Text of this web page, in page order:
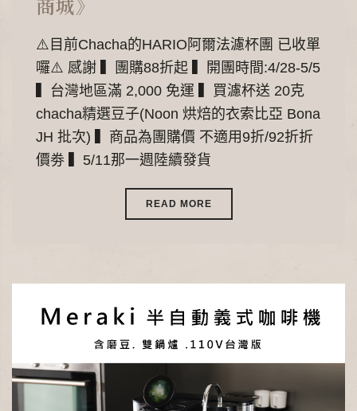
⚠️目前Chacha的HARIO阿爾法濾杯團 已收單
囉⚠️ 感謝 ▍團購88折起 ▍開團時間:4/28-5/5
▍台灣地區滿 2,000 免運 ▍買濾杯送 20克
chacha精選豆子(Noon 烘焙的衣索比亞 Bona
JH 批次) ▍商品為團購價 不適用9折/92折折
價劵 ▍5/11那一週陸續發貨
READ MORE